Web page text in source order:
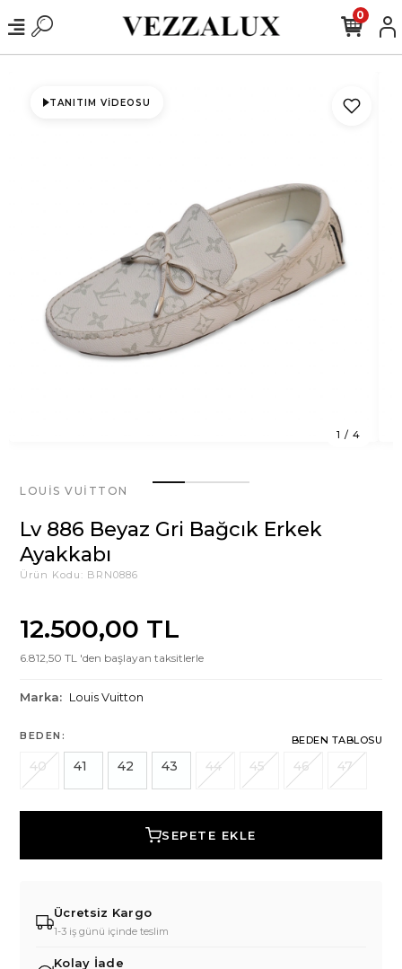
0
TANITIM VIDEOSU
1 / 4
LOUIS VUITTON
Lv 886 Beyaz Gri Bağcık Erkek
Ayakkabı
Ürün Kodu: BRN0886
12.500,00 TL
6.812,50 TL 'den başlayan taksitlerle
Marka: Louis Vuitton
BEDEN: BEDEN TABLOSU
40 41 42 43 44 45 46 47
SEPETE EKLE
Ücretsiz Kargo
1-3 iş günü içinde teslim
Kolay İade